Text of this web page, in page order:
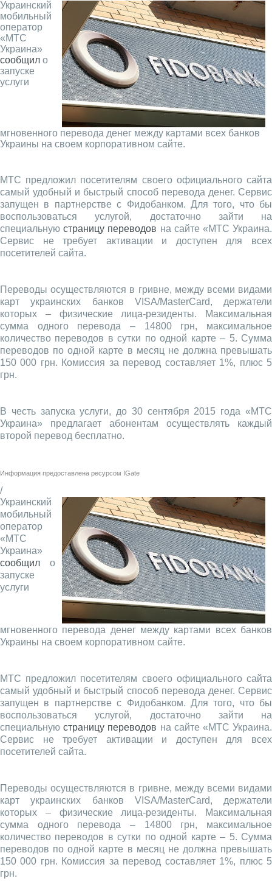
Украинский
мобильный
оператор
«МТС
Украина»
сообщил о
запуске
услуги
мгновенного перевода денег между картами всех банков
Украины на своем корпоративном сайте.
МТС предложил посетителям своего официального сайта
самый удобный и быстрый способ перевода денег. Сервис
запущен в партнерстве с Фидобанком. Для того, что бы
воспользоваться услугой, достаточно зайти на
специальнуюстраницу переводов на сайте «МТС Украина.
Сервис не требует активации и доступен для всех
посетителей сайта.
Переводы осуществляются в гривне, между всеми видами
карт украинских банков VISA/MasterCard, держатели
которых – физические лица-резиденты. Максимальная
сумма одного перевода – 14800 грн, максимальное
количество переводов в сутки по одной карте – 5. Сумма
переводов по одной карте в месяц не должна превышать
150 000 грн. Комиссия за перевод составляет 1%, плюс 5
грн.
В честь запуска услуги, до 30 сентября 2015 года «МТС
Украина» предлагает абонентам осуществлять каждый
второй перевод бесплатно.
Информация предоставлена ресурсом IGate
/
Украинский
мобильный
оператор
«МТС
Украина»
сообщил о
запуске
услуги
мгновенного перевода денег между картами всех банков
Украины на своем корпоративном сайте.
МТС предложил посетителям своего официального сайта
самый удобный и быстрый способ перевода денег. Сервис
запущен в партнерстве с Фидобанком. Для того, что бы
воспользоваться услугой, достаточно зайти на
специальнуюстраницу переводов на сайте «МТС Украина.
Сервис не требует активации и доступен для всех
посетителей сайта.
Переводы осуществляются в гривне, между всеми видами
карт украинских банков VISA/MasterCard, держатели
которых – физические лица-резиденты. Максимальная
сумма одного перевода – 14800 грн, максимальное
количество переводов в сутки по одной карте – 5. Сумма
переводов по одной карте в месяц не должна превышать
150 000 грн. Комиссия за перевод составляет 1%, плюс 5
грн.